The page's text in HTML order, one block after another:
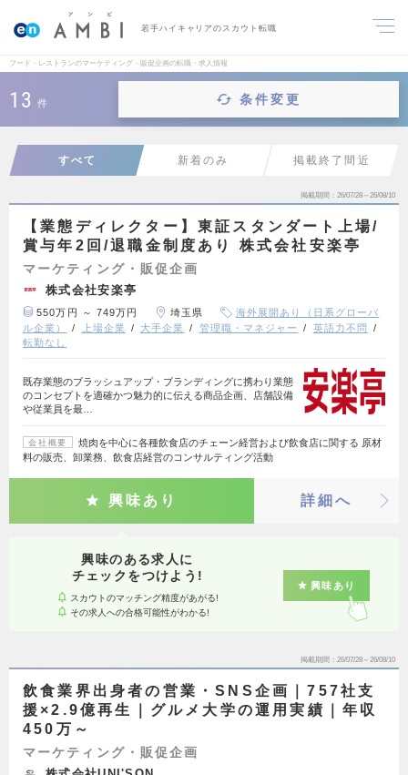
若手ハイキャリアのスカウト転職
フード・レストランのマーケティング・販促企画の転職・求人情報
13 件 条件変更
すべて 新着のみ 掲載終了間近
掲載期間 26/07/28～26/08/10
【業態ディレクター】東証スタンダート上場/
賞与年2回/退職金制度あり 株式会社安楽亭
マーケティング・販促企画
株式会社安楽亭
550万円 ～ 749万円 埼玉県
海外展開あり（日系グローバ
ル企業）
上場企業 大手企業 管理職・マネジャー
英語力不問
転勤なし
既存業態のブラッシュアップ・ブランディングに携わり業態
のコンセプトを適確かつ魅力的に伝える商品企画、店舗設備
や従業員を最…
会社概要
焼肉を中心に各種飲食店のチェーン経営および飲食店に関する 原材
料の販売、卸業務、飲食店経営のコンサルティング活動
興味あり 詳細へ
興味のある求人に
チェックをつけよう!
スカウトのマッチング精度があがる!
その求人への合格可能性がわかる!
興味あり
掲載期間 26/07/28～26/08/10
飲食業界出身者の営業・SNS企画｜757社支
援×2.9億再生｜グルメ大学の運用実績｜年収
450万～
マーケティング・販促企画